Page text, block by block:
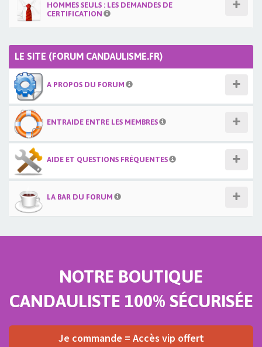
HOMMES SEULS : LES DEMANDES DE
CERTIFICATION
LE SITE (FORUM CANDAULISME.FR)
A PROPOS DU FORUM
ENTRAIDE ENTRE LES MEMBRES
AIDE ET QUESTIONS FRÉQUENTES
LA BAR DU FORUM
NOTRE BOUTIQUE
CANDAULISTE 100% SÉCURISÉE
Je commande = Accès vip offert